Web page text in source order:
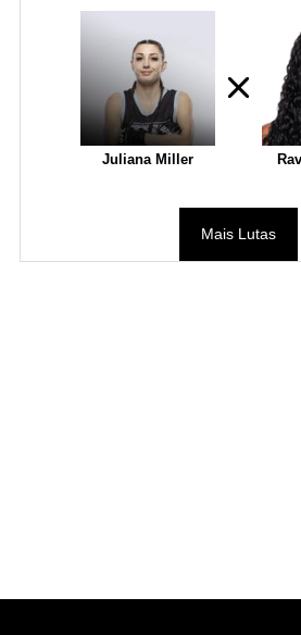
Juliana Miller
Mais Lutas